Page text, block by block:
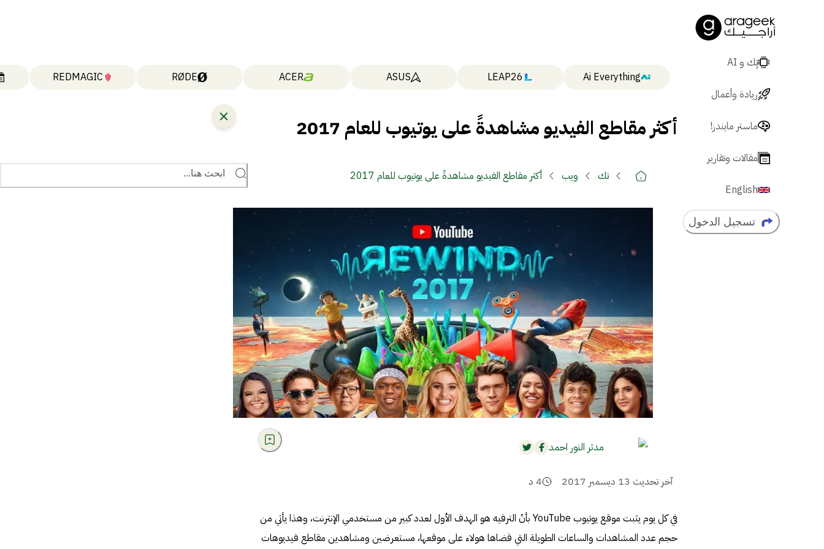
تٍك و AI
ريادة وأعمال
ماستر مايندز!
مقالات وتقارير
English
تسجيل الدخول
Ai Everything
LEAP26
ASUS
ACER
RØDE
REDMAGIC
أكثر مقاطع الفيديو مشاهدةً على يوتيوب للعام 2017
تك ويب أكثر مقاطع الفيديو مشاهدةً على يوتيوب للعام 2017
مدثر النور احمد
آخر تحديث 13 ديسمبر 2017 4 د
في كل يوم يثبت موقع يوتيوب YouTube بأنّ الترفيه هو الهدف الأول لعدد كبير من مستخدمي الإنترنت، وهذا يأتي من
حجم عدد المشاهدات والساعات الطويلة التي قضاها هولاء على موقعها، مستعرضين ومشاهدين مقاطع فيديوهات
ابحث هنا...